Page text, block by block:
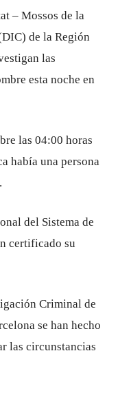
– Mossos de la
de la Región
las
esta noche en
las 04:00 horas
había una persona
del Sistema de
certificado su
Criminal de
se han hecho
las circunstancias